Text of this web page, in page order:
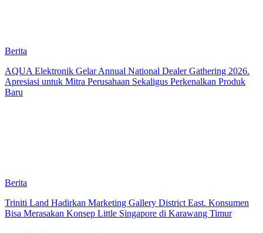
Berita
AQUA Elektronik Gelar Annual National Dealer Gathering 2026.
Apresiasi untuk Mitra Perusahaan Sekaligus Perkenalkan Produk
Baru
Berita
Triniti Land Hadirkan Marketing Gallery District East. Konsumen
Bisa Merasakan Konsep Little Singapore di Karawang Timur